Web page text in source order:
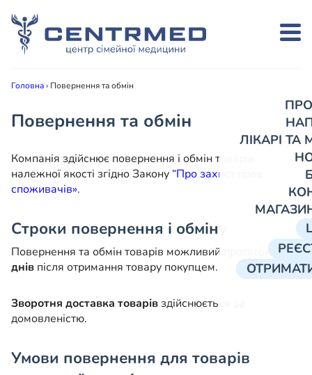
ЛІКАРІ
Головна› Повернення та обмін
Повернення та обмін
Компанія здійснює повернення і обмін товарів
належної якості згідно Закону “Про захист прав
споживачів».
Строки повернення і обміну
Повернення та обмін товарів можливий протягом 14
днів після отримання товару покупцем.
Зворотня доставка товарівздійснюється за
домовленістю.
Умови повернення для товарів